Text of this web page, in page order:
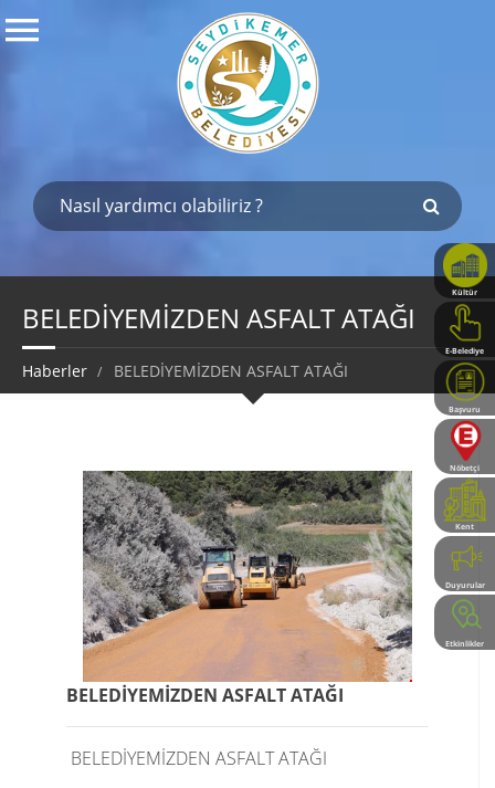
Kültür
Haritası
E-Belediye
Başvuru
Rehberi
Nöbetçi
Eczaneler
Kent
Rehberi
Duyurular
Etkinlikler
BELEDİYEMİZDEN ASFALT ATAĞI
Haberler BELEDİYEMİZDEN ASFALT ATAĞI
BELEDİYEMİZDEN ASFALT ATAĞI
BELEDİYEMİZDEN ASFALT ATAĞI